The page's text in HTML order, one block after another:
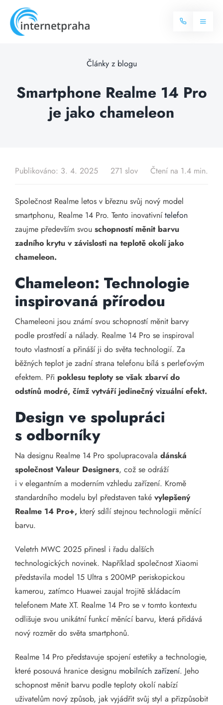
content
Toggle
Balíčky internetu
Televize
Blog
Kontakt
Články z blogu
Smartphone Realme 14 Pro
je jako chameleon
Publikováno: 3. 4. 2025 271 slov Čtení na 1.4 min.
Společnost Realme letos v březnu svůj nový model
smartphonu, Realme 14 Pro. Tento inovativnítelefon
zaujme především svou schopností měnit barvu
zadního krytu v závislosti na teplotě okolí jako
chameleon.
Chameleon: Technologie
inspirovaná přírodou
Chameleoni jsou známí svou schopností měnit barvy
podle prostředí a nálady. Realme 14 Pro se inspiroval
touto vlastností a přináší ji do světa technologií. Za
běžných teplot je zadní strana telefonu bílá s perleťovým
efektem. Při poklesu teploty se však zbarví do
odstínů modré, čímž vytváří jedinečný vizuální efekt.
Design ve spolupráci
s odborníky
Na designu Realme 14 Pro spolupracovala dánská
společnost Valeur Designers, což se odráží
i v elegantním a moderním vzhledu zařízení. Kromě
standardního modelu byl představen také vylepšený
Realme 14 Pro+, který sdílí stejnou technologii měnící
barvu.
Veletrh MWC 2025 přinesl i řadu dalších
technologických novinek. Například společnost Xiaomi
představila model 15 Ultra s 200MP periskopickou
kamerou, zatímco Huawei zaujal trojitě skládacím
telefonem Mate XT. Realme 14 Pro se v tomto kontextu
odlišuje svou unikátní funkcí měnící barvu, která přidává
nový rozměr do světa smartphonů.
Realme 14 Pro představuje spojení estetiky a technologie,
které posouvá hranice designu mobilních zařízení. Jeho
schopnost měnit barvu podle teploty okolí nabízí
uživatelům nový způsob, jak vyjádřit svůj styl a přizpůsobit